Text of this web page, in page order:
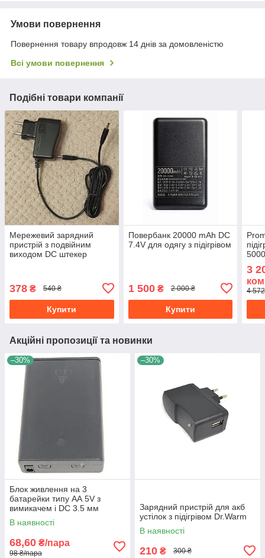
Умови повернення
Повернення товару впродовж 14 днів за домовленістю
Всі умови повернення
Подібні товари компанії
Мережевий зарядний
пристрій з подвійним
виходом DC штекер
378 ₴ 540 ₴
Купити
Повербанк 20000 mAh DC
7.4V для одягу з підігрівом
1 500₴ 2 000 ₴
Купити
3
4
Акційні пропозиції та новинки
–30%
Блок живлення на 3
батарейки типу АА 5V з
вимикачем і DC 3.5 мм
виходом для одягу з
підігрівом, ліхтарів, Led-
В наявності
68,60 ₴/пара
98 ₴/пара
–30%
Зарядний пристрій для акб
устілок з підігрівом Dr.Warm
В наявності
210 ₴ 300 ₴